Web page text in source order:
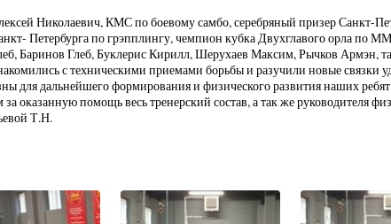
Николаевич, КМС по боевому самбо, серебряный призер Санкт-
Петербурга по грэпплингу, чемпион кубка Двухглавого орла по
Баринов Глеб, Буклерис Кирилл, Шерухаев Максим, Рычков Армэн,
с техническими приемами борьбы и разучили новые связки
для дальнейшего формирования и физического развития наших
за оказанную помощь весь тренерский состав, а так же руководителя
Т.Н.